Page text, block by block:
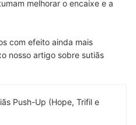
melhorar o encaixe e a
com efeito ainda mais
nosso artigo sobre sutiãs
Push-Up (Hope, Trifil e